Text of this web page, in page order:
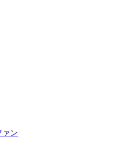
ァン